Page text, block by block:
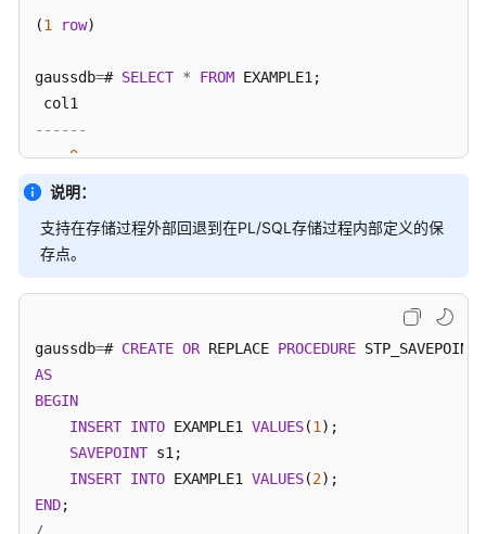
开
指
南
（分
布
式
_V2.0-
10.x）
M-
Compatibility
发
南
（分
_V2.0-
8.x）
(1 row)
gaussdb=# SELECT * FROM EXAMPLE1;
------
0
4
14
16
说明：
支持在存储过程外部回退到在PL/SQL存储过程内部定义的保
存点。
gaussdb=# CREATE OR REPLACE PROCEDURE
AS
BEGIN
INSERT INTO EXAMPLE1 VALUES(1 );
SAVEPOINT s1;
INSERT INTO EXAMPLE1 VALUES(2
END